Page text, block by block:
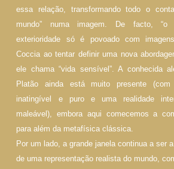
essa relação, transformando todo o
mundo” numa imagem. De facto, “o
exterioridade só é povoado com
Coccia ao tentar definir uma nova
ele chama “vida sensível”. A conhecida
Platão ainda está muito presente
inatingível e puro e uma realidade
maleável), embora aqui comecemos a
para além da metafísica clássica.
Por um lado, a grande janela continua a ser
de uma representação realista do mundo,